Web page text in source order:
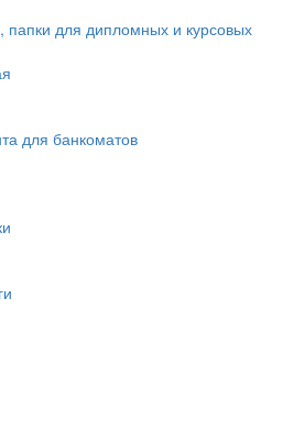
папки для дипломных и курсовых
для банкоматов